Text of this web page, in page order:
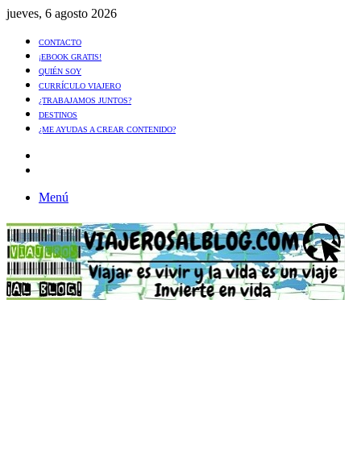
jueves, 6 agosto 2026
CONTACTO
¡EBOOK GRATIS!
QUIÉN SOY
CURRÍCULO VIAJERO
¿TRABAJAMOS JUNTOS?
DESTINOS
¿ME AYUDAS A CREAR CONTENIDO?
Menú